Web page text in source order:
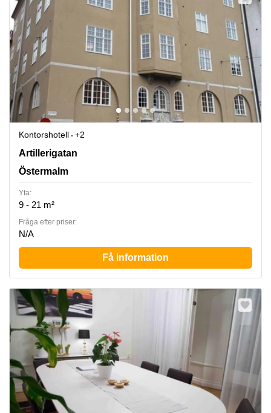
Kontorshotell
+2
Artillerigatan 6, Östermalm
Artillerigatan
Östermalm
Yta:
9 - 21 m²
Fråga efter priser:
N/A
Få information